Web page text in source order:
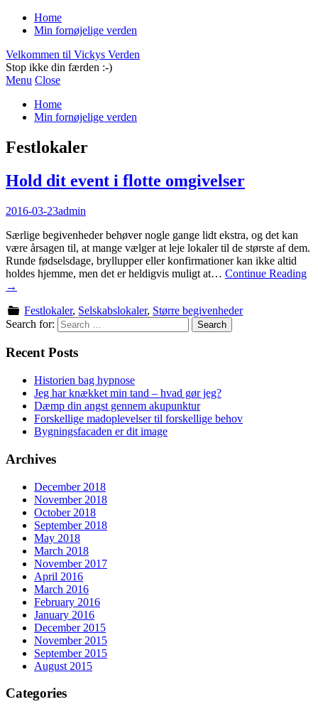
Home
Min fornøjelige verden
Velkommen til Vickys Verden
Stop ikke din færden :-)
Menu Close
Home
Min fornøjelige verden
Festlokaler
Hold dit event i flotte omgivelser
2016-03-23admin
Særlige begivenheder behøver nogle gange lidt ekstra, og det kan
være årsagen til, at mange vælger at leje lokaler til de største af dem.
Runde fødselsdage, bryllupper eller konfirmationer kan ikke altid
holdes hjemme, men det er heldigvis muligt at… Continue Reading
→
Festlokaler, Selskabslokaler, Større begivenheder
Search for:
Recent Posts
Historien bag hypnose
Jeg har knækket min tand – hvad gør jeg?
Dæmp din angst gennem akupunktur
Forskellige madoplevelser til forskellige behov
Bygningsfacaden er dit image
Archives
December 2018
November 2018
October 2018
September 2018
May 2018
March 2018
November 2017
April 2016
March 2016
February 2016
January 2016
December 2015
November 2015
September 2015
August 2015
Categories